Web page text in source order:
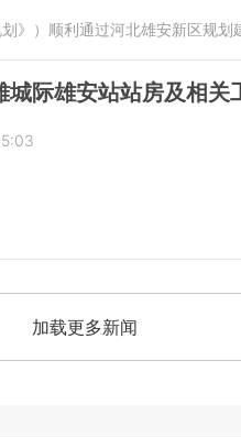
）顺利通过河北雄安新区规划
城际雄安站站房及相关
加载更多新闻